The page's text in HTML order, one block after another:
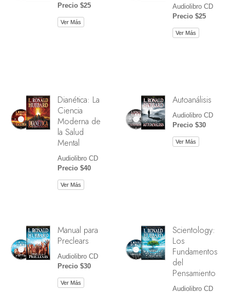
Precio $25
Ver Más
Audiolibro CD
Precio $25
Ver Más
Dianética: La
Ciencia
Moderna de
la Salud
Mental
Audiolibro CD
Precio $40
Ver Más
Autoanálisis
Audiolibro CD
Precio $30
Ver Más
Manual para
Preclears
Audiolibro CD
Precio $30
Ver Más
Scientology:
Los
Fundamentos
del
Pensamiento
Audiolibro CD